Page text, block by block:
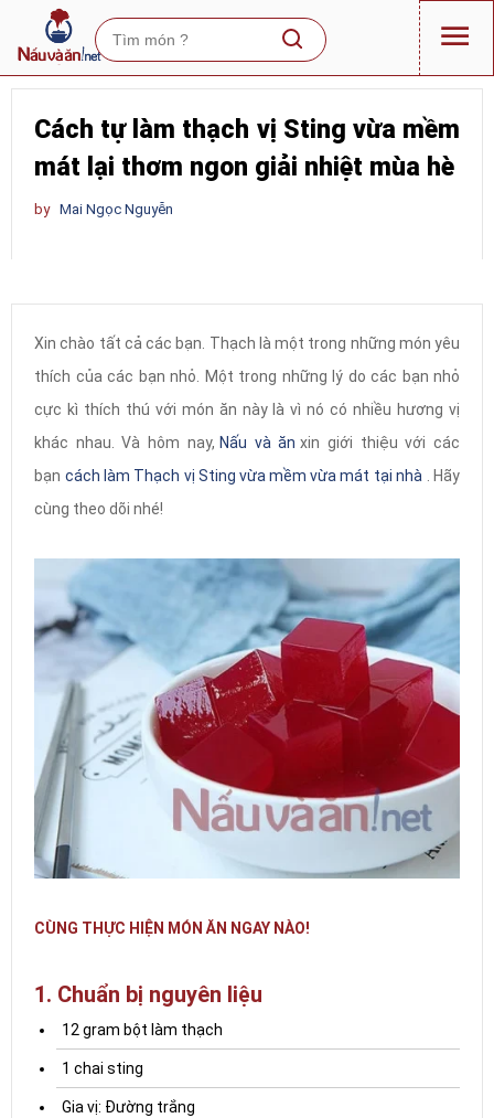
Cách tự làm thạch vị Sting vừa mềm
mát lại thơm ngon giải nhiệt mùa hè
by Mai Ngọc Nguyễn
Xin chào tất cả các bạn. Thạch là một trong những món yêu
thích của các bạn nhỏ. Một trong những lý do các bạn nhỏ
cực kì thích thú với món ăn này là vì nó có nhiều hương vị
khác nhau. Và hôm nay, Nấu và ăn xin giới thiệu với các
bạn cách làm Thạch vị Sting vừa mềm vừa mát tại nhà
. Hãy
cùng theo dõi nhé!
CÙNG THỰC HIỆN MÓN ĂN NGAY NÀO!
1. Chuẩn bị nguyên liệu
12 gram bột làm thạch
1 chai sting
Gia vị: Đường trắng